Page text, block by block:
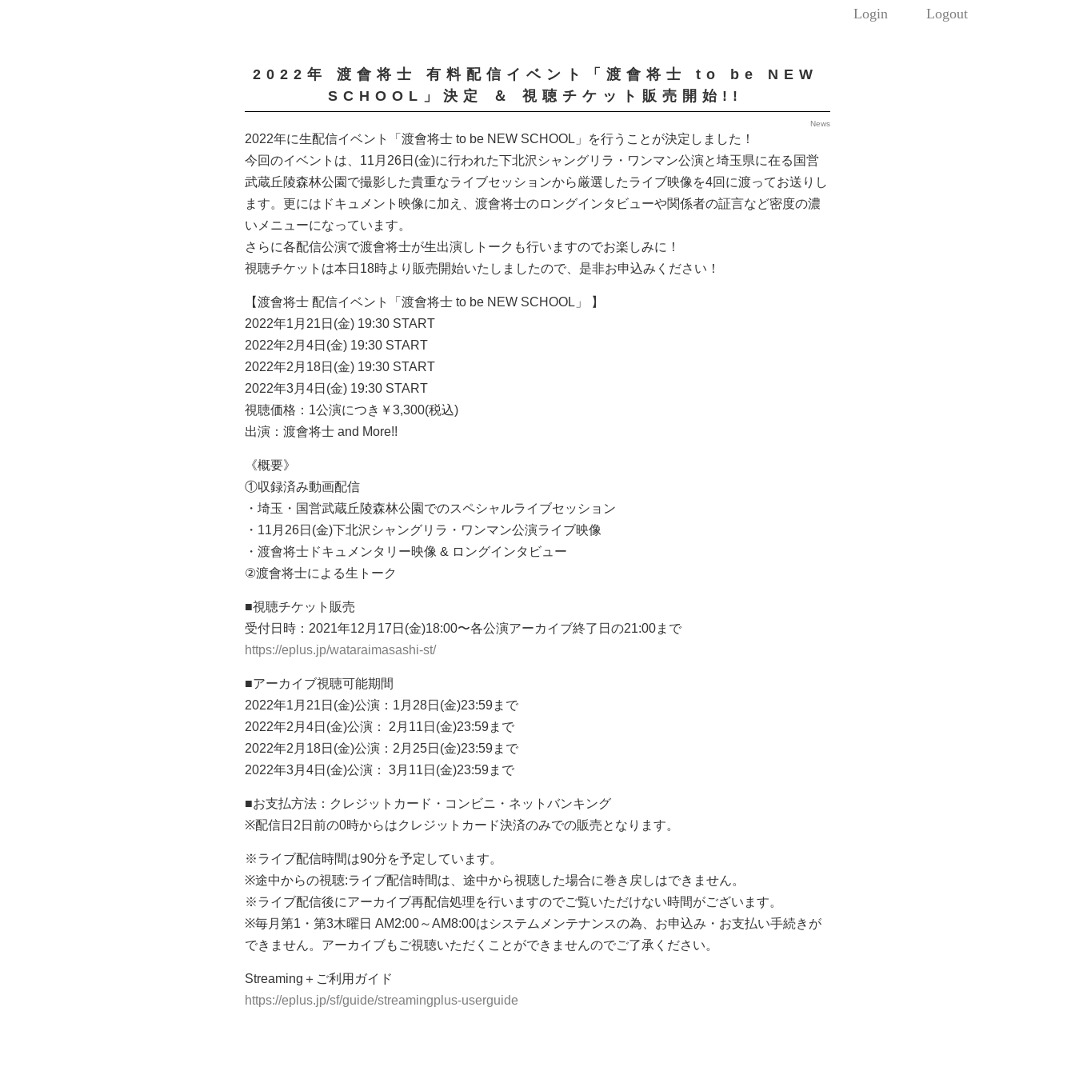
Login Logout
2022年 渡會将士 有料配信イベント「渡會将士 to be NEW
SCHOOL」決定 ＆ 視聴チケット販売開始!!
News
2022年に生配信イベント「渡會将士 to be NEW SCHOOL」を行うことが決定しました！
今回のイベントは、11月26日(金)に行われた下北沢シャングリラ・ワンマン公演と埼玉県に在る国営
武蔵丘陵森林公園で撮影した貴重なライブセッションから厳選したライブ映像を4回に渡ってお送りし
ます。更にはドキュメント映像に加え、渡會将士のロングインタビューや関係者の証言など密度の濃
いメニューになっています。
さらに各配信公演で渡會将士が生出演しトークも行いますのでお楽しみに！
視聴チケットは本日18時より販売開始いたしましたので、是非お申込みください！
【渡會将士 配信イベント「渡會将士 to be NEW SCHOOL」 】
2022年1月21日(金) 19:30 START
2022年2月4日(金) 19:30 START
2022年2月18日(金) 19:30 START
2022年3月4日(金) 19:30 START
視聴価格：1公演につき￥3,300(税込)
出演：渡會将士 and More!!
《概要》
①収録済み動画配信
・埼玉・国営武蔵丘陵森林公園でのスペシャルライブセッション
・11月26日(金)下北沢シャングリラ・ワンマン公演ライブ映像
・渡會将士ドキュメンタリー映像 & ロングインタビュー
②渡會将士による生トーク
■視聴チケット販売
受付日時：2021年12月17日(金)18:00〜各公演アーカイブ終了日の21:00まで
https://eplus.jp/wataraimasashi-st/
■アーカイブ視聴可能期間
2022年1月21日(金)公演：1月28日(金)23:59まで
2022年2月4日(金)公演： 2月11日(金)23:59まで
2022年2月18日(金)公演：2月25日(金)23:59まで
2022年3月4日(金)公演： 3月11日(金)23:59まで
■お支払方法：クレジットカード・コンビニ・ネットバンキング
※配信日2日前の0時からはクレジットカード決済のみでの販売となります。
※ライブ配信時間は90分を予定しています。
※途中からの視聴:ライブ配信時間は、途中から視聴した場合に巻き戻しはできません。
※ライブ配信後にアーカイブ再配信処理を行いますのでご覧いただけない時間がございます。
※毎月第1・第3木曜日 AM2:00～AM8:00はシステムメンテナンスの為、お申込み・お支払い手続きが
できません。アーカイブもご視聴いただくことができませんのでご了承ください。
Streaming＋ご利用ガイド
https://eplus.jp/sf/guide/streamingplus-userguide